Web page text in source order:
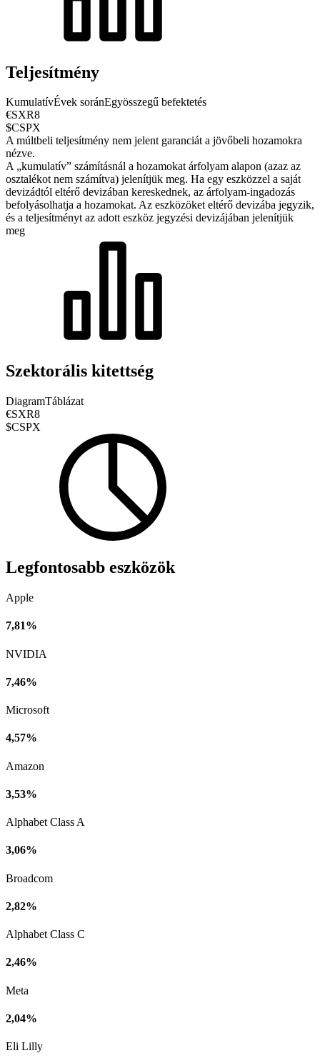
Teljesítmény
KumulatívÉvek soránEgyösszegű befektetés
€SXR8
$CSPX
A múltbeli teljesítmény nem jelent garanciát a jövőbeli hozamokra
nézve.
A „kumulatív” számításnál a hozamokat árfolyam alapon (azaz az
osztalékot nem számítva) jelenítjük meg. Ha egy eszközzel a saját
devizádtól eltérő devizában kereskednek, az árfolyam-ingadozás
befolyásolhatja a hozamokat. Az eszközöket eltérő devizába jegyzik,
és a teljesítményt az adott eszköz jegyzési devizájában jelenítjük
meg
Szektorális kitettség
DiagramTáblázat
€SXR8
$CSPX
Legfontosabb eszközök
Apple
7,81%
NVIDIA
7,46%
Microsoft
4,57%
Amazon
3,53%
Alphabet Class A
3,06%
Broadcom
2,82%
Alphabet Class C
2,46%
Meta
2,04%
Eli Lilly